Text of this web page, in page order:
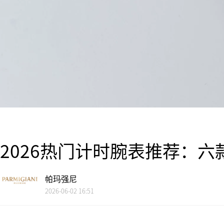
2026热门计时腕表推荐：
帕玛强尼
2026-06-02 16:51